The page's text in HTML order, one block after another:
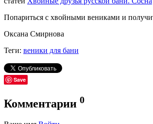
Попариться с хвойными вениками и
Оксана Смирнова
Теги: веники для бани
Save
Комментарии 0